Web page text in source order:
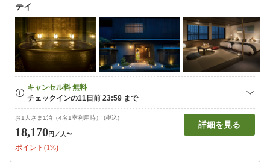
テイ
お1人さま1泊（4名1室利用時） (税込)
18,170円 ／人〜
ポイント(1%)
詳細を見る